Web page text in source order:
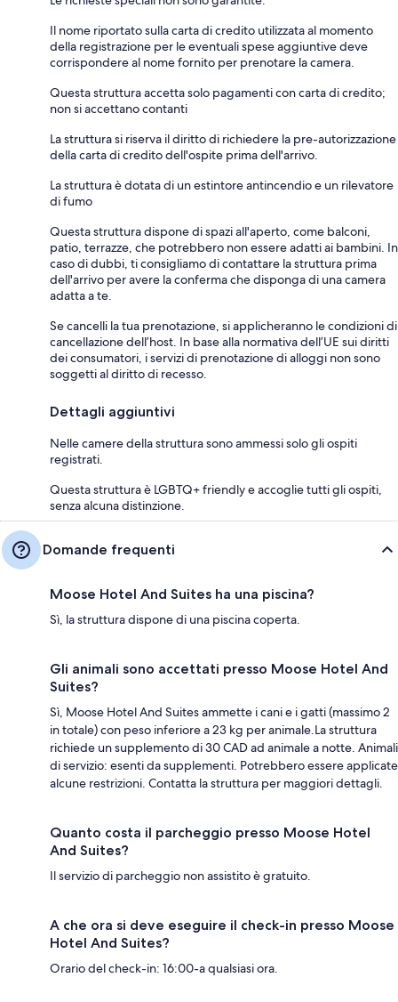
Il nome riportato sulla carta di credito utilizzata al momento
della registrazione per le eventuali spese aggiuntive deve
corrispondere al nome fornito per prenotare la camera.
Questa struttura accetta solo pagamenti con carta di credito;
non si accettano contanti
La struttura si riserva il diritto di richiedere la pre-autorizzazione
della carta di credito dell'ospite prima dell'arrivo.
La struttura è dotata di un estintore antincendio e un rilevatore
di fumo
Questa struttura dispone di spazi all'aperto, come balconi,
patio, terrazze, che potrebbero non essere adatti ai bambini. In
caso di dubbi, ti consigliamo di contattare la struttura prima
dell'arrivo per avere la conferma che disponga di una camera
adatta a te.
Se cancelli la tua prenotazione, si applicheranno le condizioni di
cancellazione dell’host. In base alla normativa dell’UE sui diritti
dei consumatori, i servizi di prenotazione di alloggi non sono
soggetti al diritto di recesso.
Dettagli aggiuntivi
Nelle camere della struttura sono ammessi solo gli ospiti
registrati.
Questa struttura è LGBTQ+ friendly e accoglie tutti gli ospiti,
senza alcuna distinzione.
Domande frequenti
Moose Hotel And Suites ha una piscina?
Sì, la struttura dispone di una piscina coperta.
Gli animali sono accettati presso Moose Hotel And
Suites?
Sì, Moose Hotel And Suites ammette i cani e i gatti (massimo 2
in totale) con peso inferiore a 23 kg per animale.La struttura
richiede un supplemento di 30 CAD ad animale a notte. Animali
di servizio: esenti da supplementi. Potrebbero essere applicate
alcune restrizioni. Contatta la struttura per maggiori dettagli.
Quanto costa il parcheggio presso Moose Hotel
And Suites?
Il servizio di parcheggio non assistito è gratuito.
A che ora si deve eseguire il check-in presso Moose
Hotel And Suites?
Orario del check-in: 16:00-a qualsiasi ora.